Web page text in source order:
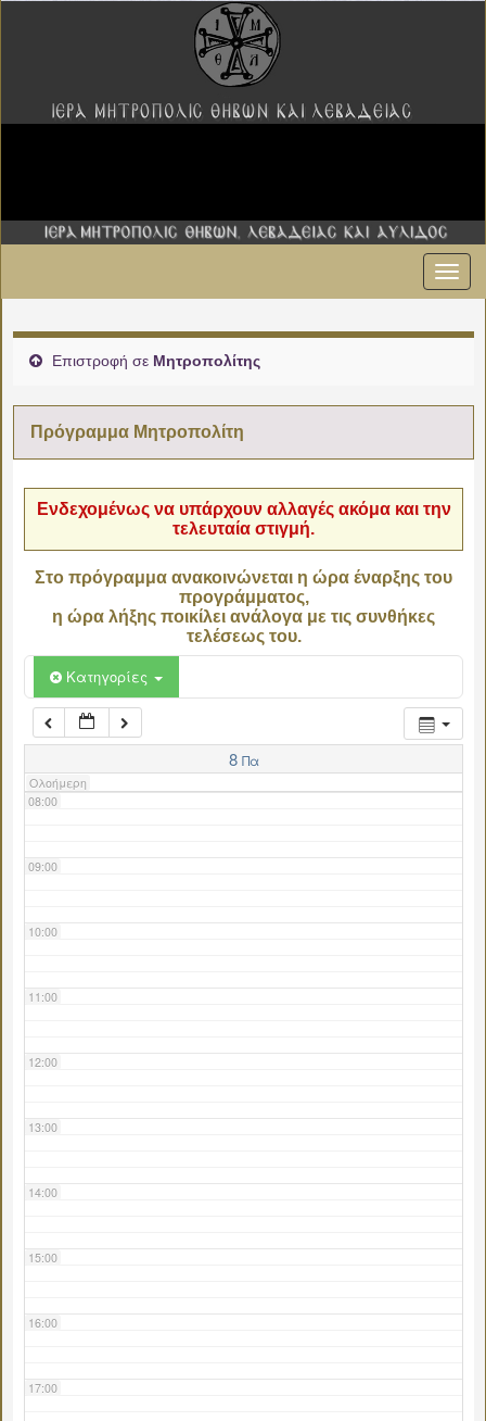
Επιστροφή σε Μητροπολίτης
Πρόγραμμα Μητροπολίτη
Ενδεχομένως να υπάρχουν αλλαγές ακόμα και την
τελευταία στιγμή.
Στο πρόγραμμα ανακοινώνεται η ώρα έναρξης του
προγράμματος,
η ώρα λήξης ποικίλει ανάλογα με τις συνθήκες
τελέσεως του.
Κατηγορίες
8 Πα
Ολοήμερη
02:00
06:00
07:00
08:00
09:00
10:00
11:00
12:00
13:00
14:00
15:00
16:00
17:00